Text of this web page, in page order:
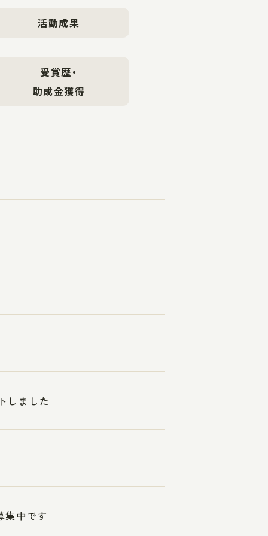
活動成果
受賞歴・
助成金獲得
しました
集中です